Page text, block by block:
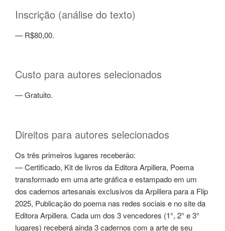
Inscrição (análise do texto)
— R$80,00.
Custo para autores selecionados
— Gratuito.
Direitos para autores selecionados
Os três primeiros lugares receberão:
— Certificado, Kit de livros da Editora Arpillera, Poema
transformado em uma arte gráfica e estampado em um
dos cadernos artesanais exclusivos da Arpillera para a Flip
2025, Publicação do poema nas redes sociais e no site da
Editora Arpillera. Cada um dos 3 vencedores (1°, 2° e 3°
lugares) receberá ainda 3 cadernos com a arte de seu